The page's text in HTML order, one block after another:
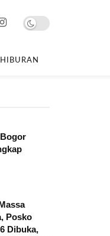
HIBURAN
Posko
Dibuka,